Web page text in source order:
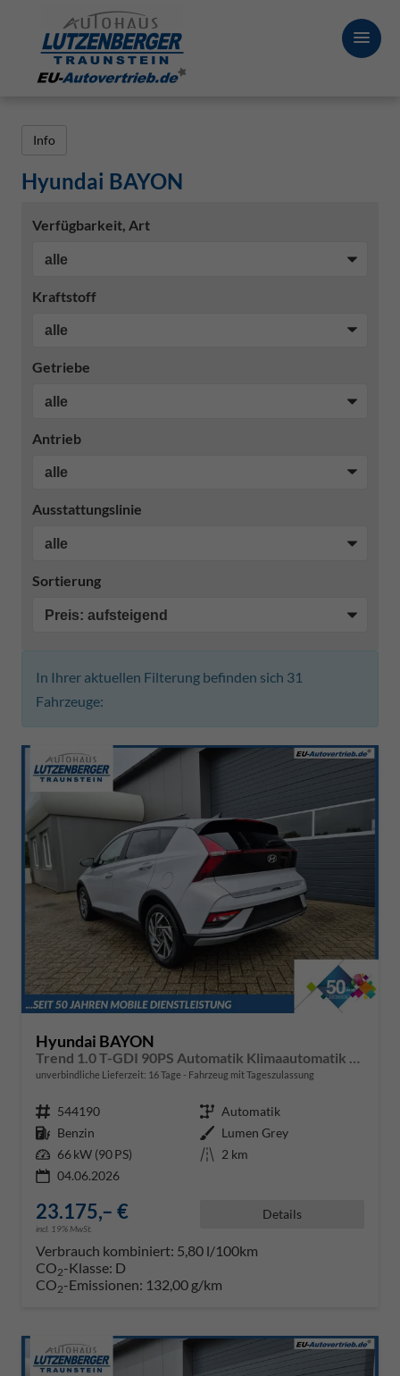
Info
Hyundai BAYON
Verfügbarkeit, Art
Kraftstoff
Getriebe
Antrieb
Ausstattungslinie
Sortierung
In Ihrer aktuellen Filterung befinden sich 31
Fahrzeuge:
Hyundai BAYON
unverbindliche Lieferzeit: 16 Tage Fahrzeug mit Tageszulassung
Fahrzeugnr. 544190 Getriebe Automatik
Kraftstoff Benzin Außenfarbe Lumen Grey
Leistung 66 kW (90 PS) Kilometerstand 2 km
04.06.2026
23.175,– €
incl. 19% MwSt.
Details
Verbrauch kombiniert: 5,80 l/100km
CO2-Klasse: D
CO2-Emissionen: 132,00 g/km